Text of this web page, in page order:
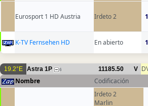
Eurosport 1 HD Austria Irdeto 2
K-TV Fernsehen HD En abierto
19.2°E Astra 1P 6 11185.50 V
Nombre Codificación
Irdeto 2
Marlin